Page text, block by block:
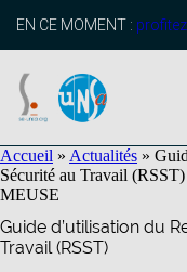
principal
EN CE MOMENT :
Accueil » Actualités »
Sécurité au Travail (RSST)
MEUSE
Guide d’utilisation du
Travail (RSST)